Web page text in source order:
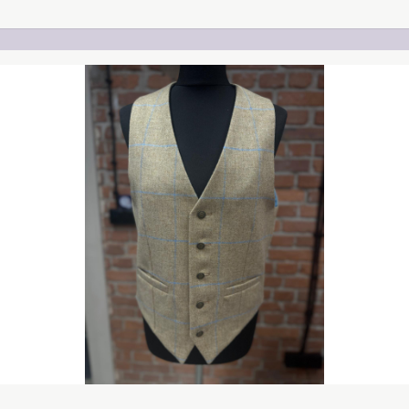
Wollstoff. Er wird sehr häufig für die Anfertigung
kontakt@easypipinganddrumming.com